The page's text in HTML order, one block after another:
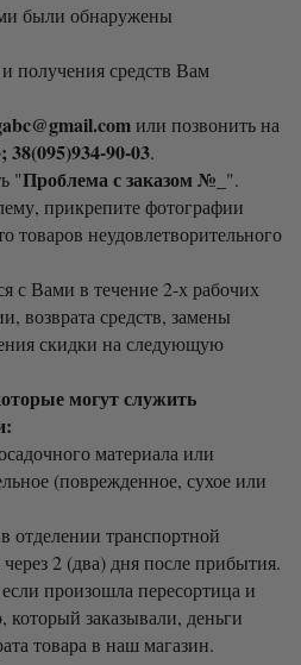
были обнаружены
получения средств Вам
или позвонить на
38(095)934-90-03.
"Проблема с заказом №_ ".
прикрепите фотографии
товаров неудовлетворительного
с Вами в течение 2-х рабочих
возврата средств, замены
скидки на следующую
могут служить
материала или
(поврежденное, сухое или
отделении транспортной
2 (два) дня после прибытия.
произошла пересортица и
заказывали, деньги
товара в наш магазин.